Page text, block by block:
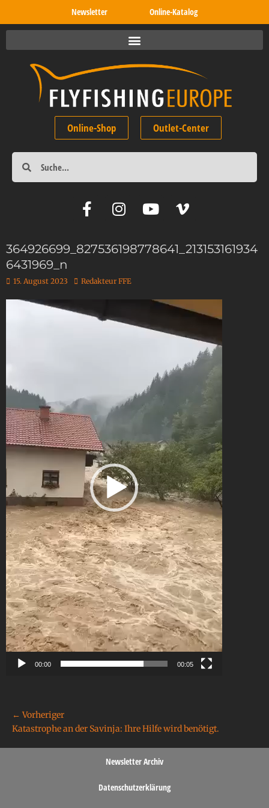
Newsletter Online-Katalog
Online-Shop Outlet-Center
364926699_827536198778641_213153161934
6431969_n
15. August 2023 Redakteur FFE
Video-
00:00 00:05
← Vorheriger
Katastrophe an der Savinja: Ihre Hilfe wird benötigt.
Newsletter Archiv
Datenschutzerklärung